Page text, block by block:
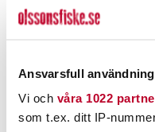
Ansvarsfull
Vi och våra 1022
som t.ex. ditt IP-